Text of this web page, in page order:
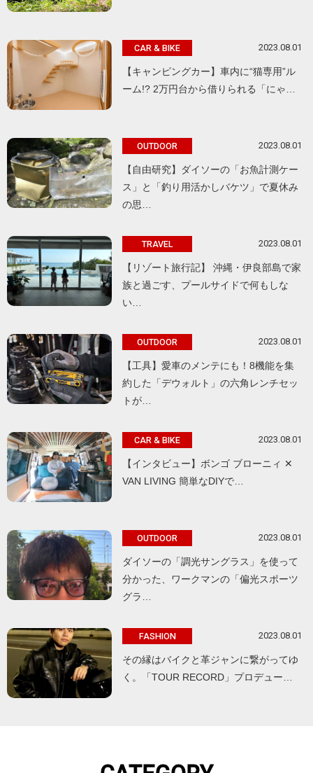
CAR & BIKE 2023.08.01
【キャンピングカー】車内に“猫専用”ル
ーム!? 2万円台から借りられる「にゃ…
OUTDOOR 2023.08.01
【自由研究】ダイソーの「お魚計測ケー
ス」と「釣り用活かしバケツ」で夏休み
の思…
TRAVEL 2023.08.01
【リゾート旅行記】 沖縄・伊良部島で家
族と過ごす、プールサイドで何もしな
い…
OUTDOOR 2023.08.01
【工具】愛車のメンテにも！8機能を集
約した「デウォルト」の六角レンチセッ
トが…
CAR & BIKE 2023.08.01
【インタビュー】ボンゴ ブローニィ ✕
VAN LIVING 簡単なDIYで…
OUTDOOR 2023.08.01
ダイソーの「調光サングラス」を使って
分かった、ワークマンの「偏光スポーツ
グラ…
FASHION 2023.08.01
その縁はバイクと革ジャンに繋がってゆ
く。「TOUR RECORD」プロデュー…